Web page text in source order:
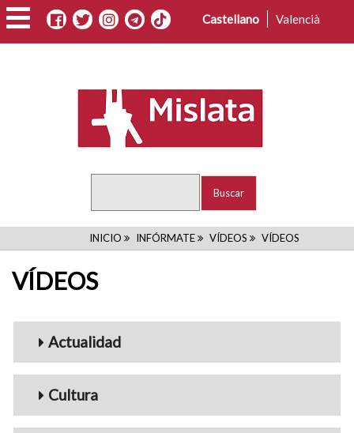
Pasar
al
contenido
Castellano Valencià
RUTA
INICIO INFÓRMATE VÍDEOS VÍDEOS
VÍDEOS
Menu_Videos
Actualidad
Cultura